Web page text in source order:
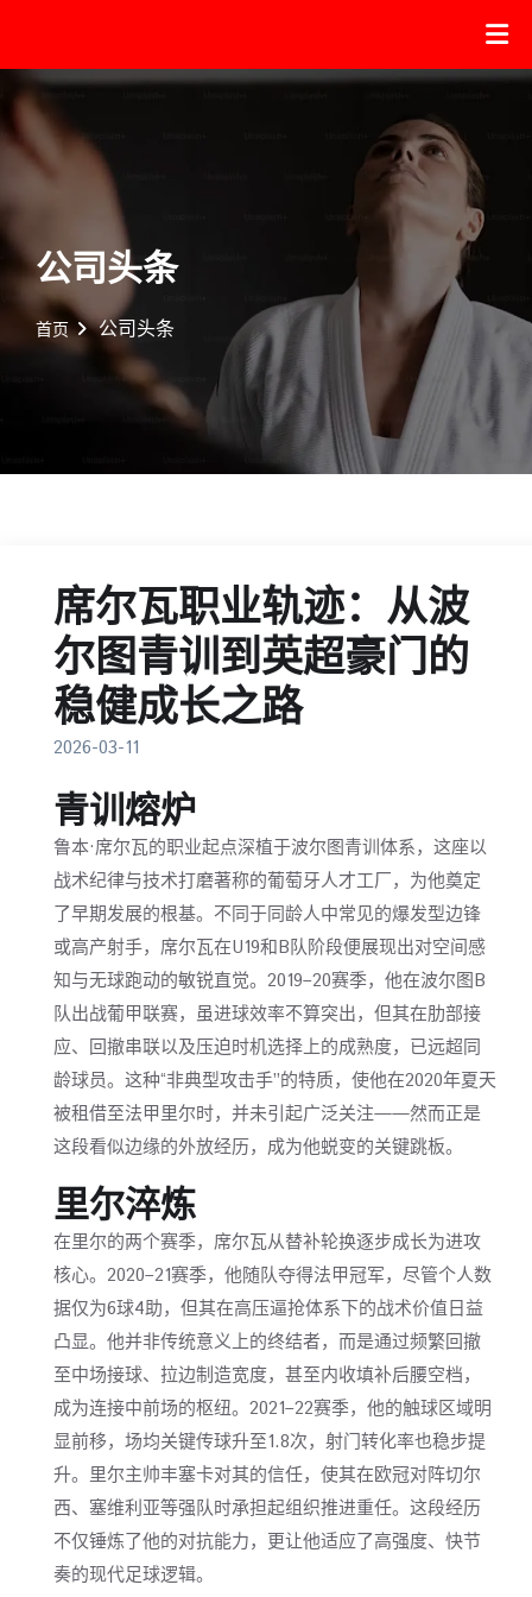
公司头条
首页 公司头条
席尔瓦职业轨迹：从波
尔图青训到英超豪门的
稳健成长之路
2026-03-11
青训熔炉
鲁本·席尔瓦的职业起点深植于波尔图青训体系，这座以
战术纪律与技术打磨著称的葡萄牙人才工厂，为他奠定
了早期发展的根基。不同于同龄人中常见的爆发型边锋
或高产射手，席尔瓦在U19和B队阶段便展现出对空间感
知与无球跑动的敏锐直觉。2019–20赛季，他在波尔图B
队出战葡甲联赛，虽进球效率不算突出，但其在肋部接
应、回撤串联以及压迫时机选择上的成熟度，已远超同
龄球员。这种“非典型攻击手”的特质，使他在2020年夏天
被租借至法甲里尔时，并未引起广泛关注——然而正是
这段看似边缘的外放经历，成为他蜕变的关键跳板。
里尔淬炼
在里尔的两个赛季，席尔瓦从替补轮换逐步成长为进攻
核心。2020–21赛季，他随队夺得法甲冠军，尽管个人数
据仅为6球4助，但其在高压逼抢体系下的战术价值日益
凸显。他并非传统意义上的终结者，而是通过频繁回撤
至中场接球、拉边制造宽度，甚至内收填补后腰空档，
成为连接中前场的枢纽。2021–22赛季，他的触球区域明
显前移，场均关键传球升至1.8次，射门转化率也稳步提
升。里尔主帅丰塞卡对其的信任，使其在欧冠对阵切尔
西、塞维利亚等强队时承担起组织推进重任。这段经历
不仅锤炼了他的对抗能力，更让他适应了高强度、快节
奏的现代足球逻辑。